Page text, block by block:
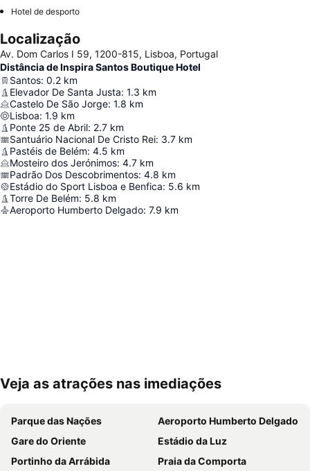
Hotel de desporto
Localização
Av. Dom Carlos I 59, 1200-815, Lisboa, Portugal
Distância de Inspira Santos Boutique Hotel
Santos: 0.2 km
Elevador De Santa Justa: 1.3 km
Castelo De São Jorge: 1.8 km
Lisboa: 1.9 km
Ponte 25 de Abril: 2.7 km
Santuário Nacional De Cristo Rei: 3.7 km
Pastéis de Belém: 4.5 km
Mosteiro dos Jerónimos: 4.7 km
Padrão Dos Descobrimentos: 4.8 km
Estádio do Sport Lisboa e Benfica: 5.6 km
Torre De Belém: 5.8 km
Aeroporto Humberto Delgado: 7.9 km
Ampliar mapa
Veja as atrações nas imediações
Parque das Nações
Aeroporto Humberto Delgado
Gare do Oriente
Estádio da Luz
Portinho da Arrábida
Praia da Comporta